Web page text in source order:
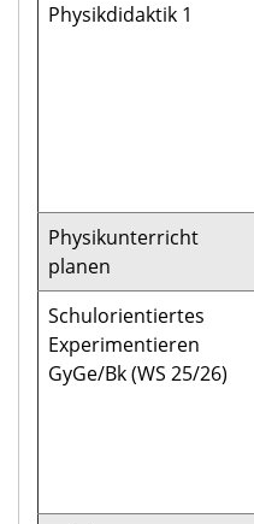
Physikdidaktik 1
Physikunterricht
planen
Schulorientiertes
Experimentieren
GyGe/Bk (WS 25/26)